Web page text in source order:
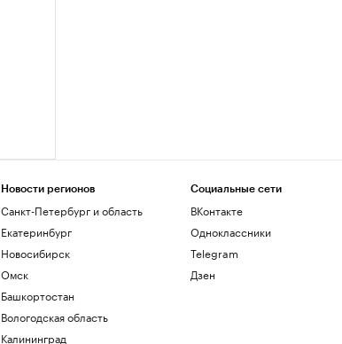
Новости регионов
Санкт-Петербург и область
Екатеринбург
Новосибирск
Омск
Башкортостан
Вологодская область
Калининград
Социальные сети
ВКонтакте
Одноклассники
Telegram
Дзен